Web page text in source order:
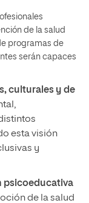
de la salud
programas de
serán capaces
culturales y de
esta visión
y
psicoeducativa
de la salud